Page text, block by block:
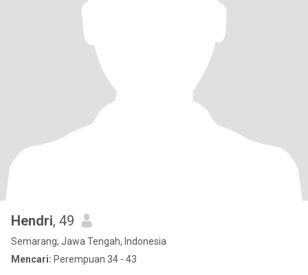
Hendri, 49
Semarang, Jawa Tengah, Indonesia
Mencari: Perempuan 34 - 43